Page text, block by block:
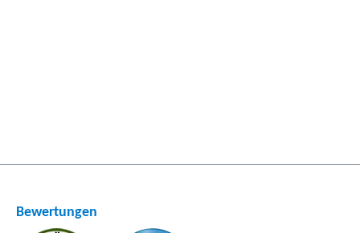
Bewertungen